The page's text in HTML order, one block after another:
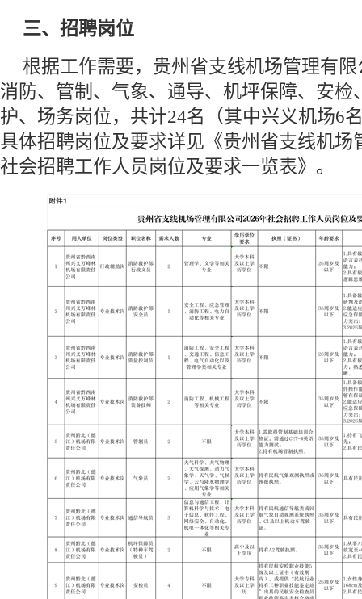
三、招聘岗位
根据工作需要，贵州省支线机场管理有
消防、管制、气象、通导、机坪保障、安检
护、场务岗位，共计24名（其中兴义机场6
具体招聘岗位及要求详见《贵州省支线机场
社会招聘工作人员岗位及要求一览表》。